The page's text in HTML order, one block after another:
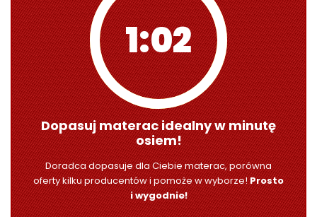
1:01
Dopasuj materac idealny w minutę
osiem!
Doradca dopasuje dla Ciebie materac, porówna
oferty kilku producentów i pomoże w wyborze!Prosto
i wygodnie!